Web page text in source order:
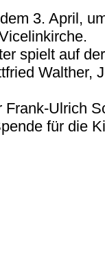
3. April,
spielt auf
Walther,
Ulrich
für die